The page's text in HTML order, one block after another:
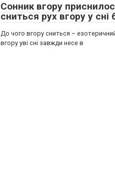
Сонник вгору
сниться рух вгору у сні
До чого вгору сниться –
вгору уві сні завжди несе в